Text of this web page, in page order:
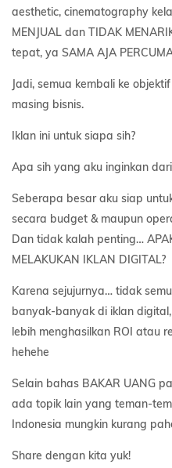
aesthetic, cinematography
MENJUAL dan TIDAK
tepat, ya SAMA AJA
Jadi, semua kembali ke
masing bisnis.
Iklan ini untuk siapa sih?
Apa sih yang aku inginkan
Seberapa besar aku siap
secara budget & maupun
Dan tidak kalah penting…
MELAKUKAN IKLAN DIGITAL?
Karena sejujurnya… tidak
banyak-banyak di iklan
lebih menghasilkan ROI atau
hehehe
Selain bahas BAKAR UANG
ada topik lain yang teman-
Indonesia mungkin kurang
Share dengan kita yuk!